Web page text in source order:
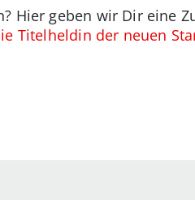
Hier geben wir Dir eine
Titelheldin der neuen